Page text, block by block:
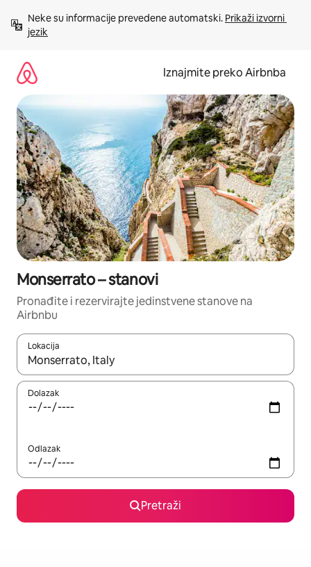
sadržaj
Neke su informacije prevedene automatski. Prikaži izvorni
jezik
Iznajmite preko Airbnba
Monserrato – stanovi
Pronađite i rezervirajte jedinstvene stanove na
Airbnbu
Lokacija
Kada budu dostupni rezultati, moći ćete ih pregledati
Dolazak
Odlazak
Pretraži